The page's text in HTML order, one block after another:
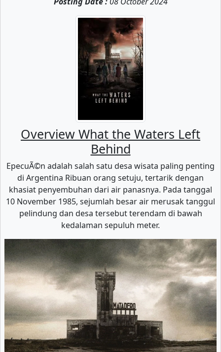
Overview What the Waters Left
Behind
EpecuÃ©n adalah salah satu desa wisata paling penting
di Argentina Ribuan orang setuju, tertarik dengan
khasiat penyembuhan dari air panasnya. Pada tanggal
10 November 1985, sejumlah besar air merusak tanggul
pelindung dan desa tersebut terendam di bawah
kedalaman sepuluh meter.